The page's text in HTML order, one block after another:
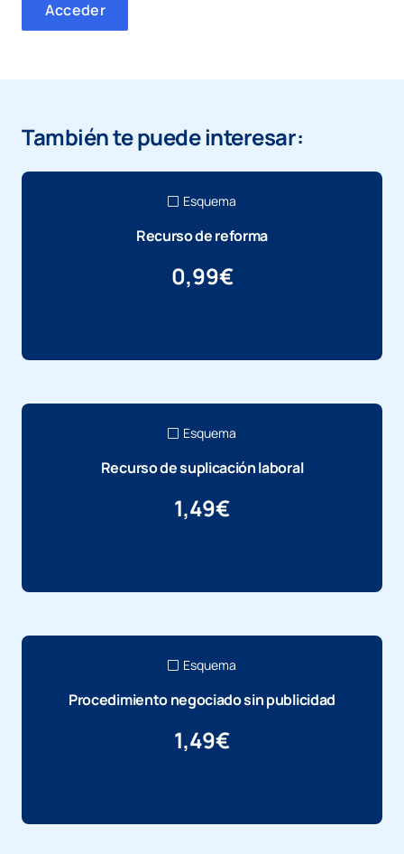
Acceder
También te puede interesar:
Esquema
Recurso de reforma
0,99€
Esquema
Recurso de suplicación laboral
1,49€
Esquema
Procedimiento negociado sin publicidad
1,49€